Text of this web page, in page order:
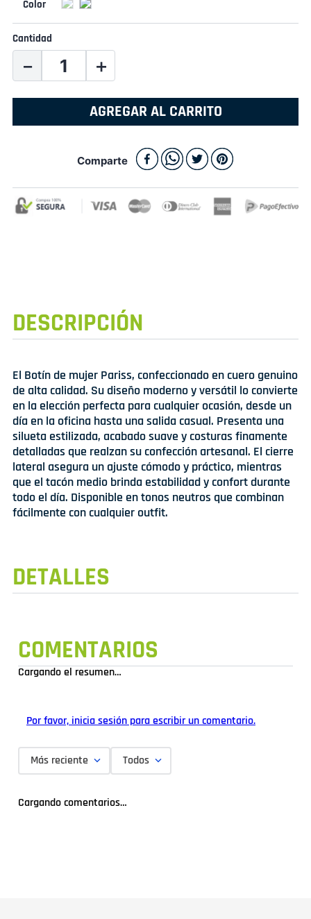
Cantidad
＋
－
AGREGAR AL CARRITO
Comparte
DESCRIPCIÓN
El Botín de mujer Pariss, confeccionado en cuero genuino
de alta calidad. Su diseño moderno y versátil lo convierte
en la elección perfecta para cualquier ocasión, desde un
día en la oficina hasta una salida casual. Presenta una
silueta estilizada, acabado suave y costuras finamente
detalladas que realzan su confección artesanal. El cierre
lateral asegura un ajuste cómodo y práctico, mientras
que el tacón medio brinda estabilidad y confort durante
todo el día. Disponible en tonos neutros que combinan
fácilmente con cualquier outfit.
DETALLES
COMENTARIOS
Cargando el resumen…
Por favor, inicia sesión para escribir un comentario.
Más reciente Todos
Cargando comentarios…